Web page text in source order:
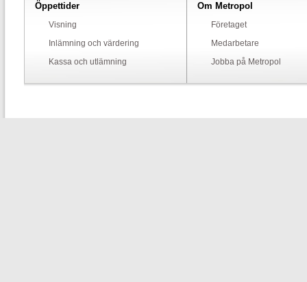
Öppettider
Visning
Inlämning och värdering
Kassa och utlämning
Om Metropol
Företaget
Medarbetare
Jobba på Metropol